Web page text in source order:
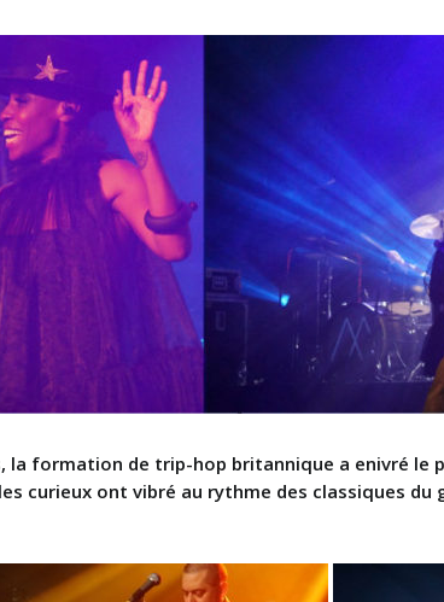
la formation de trip-hop britannique a enivré le
curieux ont vibré au rythme des classiques